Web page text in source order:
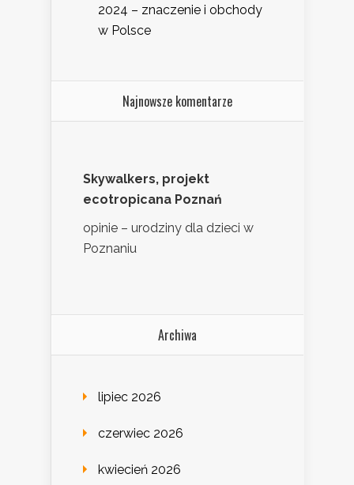
2024 – znaczenie i obchody
w Polsce
Najnowsze komentarze
Skywalkers, projekt
ecotropicana Poznań
opinie – urodziny dla dzieci w
Poznaniu
Archiwa
lipiec 2026
czerwiec 2026
kwiecień 2026